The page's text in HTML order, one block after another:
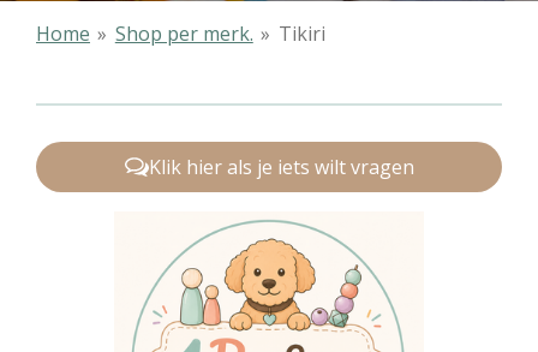
Home » Shop per merk. » Tikiri
Klik hier als je iets wilt vragen